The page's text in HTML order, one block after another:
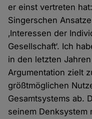
er einst vertreten
Singerschen
‚Interessen der
Gesellschaft‘. Ich
in den letzten
Argumentation zielt
größtmöglichen
Gesamtsystems ab.
seinem Denksystem